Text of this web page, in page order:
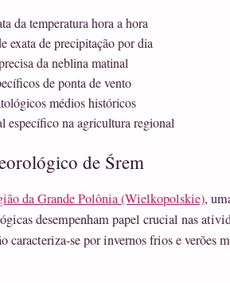
da temperatura hora a hora
exata de precipitação por dia
da neblina matinal
de ponta de vento
médios históricos
específico na agricultura regional
de Śrem
da Grande Polônia (Wielkopolskie),
desempenham papel crucial nas
caracteriza-se por invernos frios e verões